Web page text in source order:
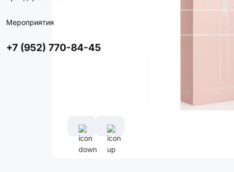
Мероприятия
+7 (952) 770-84-45